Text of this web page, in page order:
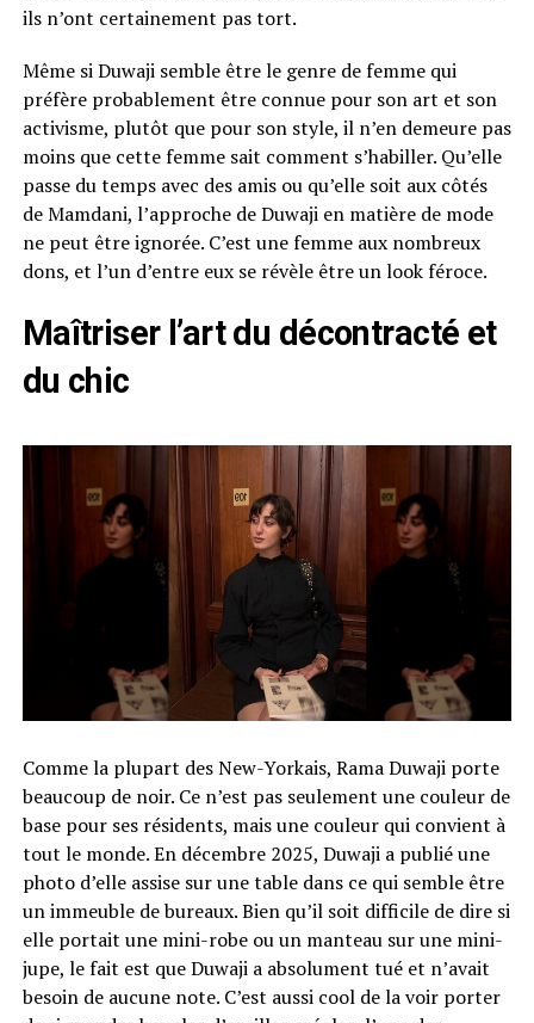
ils n’ont certainement pas tort.
Même si Duwaji semble être le genre de femme qui
préfère probablement être connue pour son art et son
activisme, plutôt que pour son style, il n’en demeure pas
moins que cette femme sait comment s’habiller. Qu’elle
passe du temps avec des amis ou qu’elle soit aux côtés
de Mamdani, l’approche de Duwaji en matière de mode
ne peut être ignorée. C’est une femme aux nombreux
dons, et l’un d’entre eux se révèle être un look féroce.
Maîtriser l’art du décontracté et
du chic
Comme la plupart des New-Yorkais, Rama Duwaji porte
beaucoup de noir. Ce n’est pas seulement une couleur de
base pour ses résidents, mais une couleur qui convient à
tout le monde. En décembre 2025, Duwaji a publié une
photo d’elle assise sur une table dans ce qui semble être
un immeuble de bureaux. Bien qu’il soit difficile de dire si
elle portait une mini-robe ou un manteau sur une mini-
jupe, le fait est que Duwaji a absolument tué et n’avait
besoin de aucune note. C’est aussi cool de la voir porter